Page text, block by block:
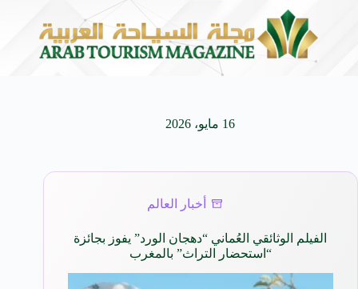
كيفنا.. في كل وجهة سحر خاص* افتتاح اكبر صالة
16 مايو، 2026
أخبار العالم
الفيلم الوثائقي العُماني “دهجان الورد” يفوز بجائزة
“استحضار التراث” بالمغرب